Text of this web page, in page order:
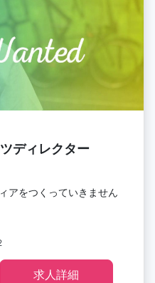
ディレクター
アをつくっていきません
求人詳細